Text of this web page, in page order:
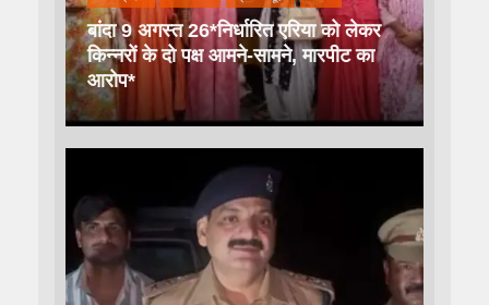
बांदा 9 अगस्त 26*निर्धारित एरिया को लेकर
किन्नरों के दो पक्ष आमने-सामने, मारपीट का
आरोप*